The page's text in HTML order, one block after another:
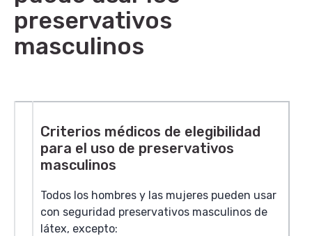
preservativos
masculinos
Criterios médicos de elegibilidad
para el uso de preservativos
masculinos
Todos los hombres y las mujeres pueden usar
con seguridad preservativos masculinos de
látex, excepto: